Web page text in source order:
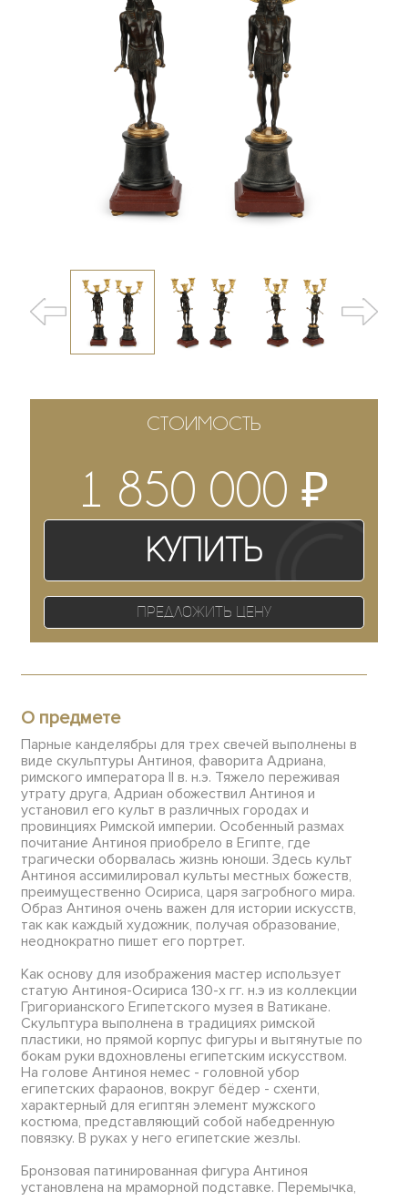
СТОИМОСТЬ
1 850 000₽
Купить
Предложить цену
О предмете
Парные канделябры для трех свечей выполнены в
виде скульптуры Антиноя, фаворита Адриана,
римского императора II в. н.э. Тяжело переживая
утрату друга, Адриан обожествил Антиноя и
установил его культ в различных городах и
провинциях Римской империи. Особенный размах
почитание Антиноя приобрело в Египте, где
трагически оборвалась жизнь юноши. Здесь культ
Антиноя ассимилировал культы местных божеств,
преимущественно Осириса, царя загробного мира.
Образ Антиноя очень важен для истории искусств,
так как каждый художник, получая образование,
неоднократно пишет его портрет.
Как основу для изображения мастер использует
статую Антиноя-Осириса 130-х гг. н.э из коллекции
Григорианского Египетского музея в Ватикане.
Скульптура выполнена в традициях римской
пластики, но прямой корпус фигуры и вытянутые по
бокам руки вдохновлены египетским искусством.
На голове Антиноя немес - головной убор
египетских фараонов, вокруг бёдер - схенти,
характерный для египтян элемент мужского
костюма, представляющий собой набедренную
повязку. В руках у него египетские жезлы.
Бронзовая патинированная фигура Антиноя
установлена на мраморной подставке. Перемычка,